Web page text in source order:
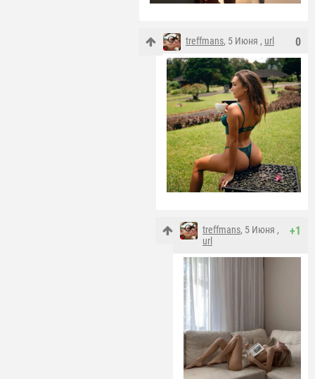
0
treffmans, 5 Июня , url
+1
treffmans, 5 Июня ,
url